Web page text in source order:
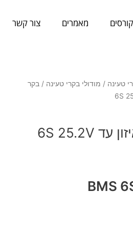
קורסים מאמרים צור קשר
טעינה / מודולי בקרי טעינה / בקר
בקר טעינה ואיזון עד 6S 25.2V
BMS